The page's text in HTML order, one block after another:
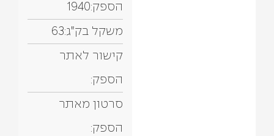
הספק:1940
משקל בק"ג:63
קישור לאתר
הספק:
סרטון מאתר
הספק: